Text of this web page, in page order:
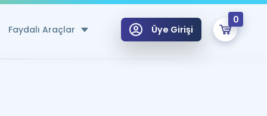
Faydalı Araçlar Üye Girişi
0